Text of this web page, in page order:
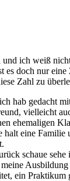
ich weiß
doch nur
Zahl zu
hab gedacht
vielleicht
ehemaligen
eine Familie
schaue sehe
Ausbildung
ein Praktikum